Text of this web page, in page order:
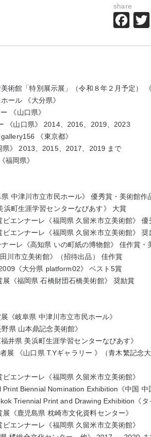
share
術館「特別展示展 」（令和８年２月予定）
ール
《大分県》
《山口県》
《山口県》 2014、 2016 2019
2023
gallery156
《東京都》
県》 2013 2015、 2017 2019 まで
《福岡県》
県 中津川市立市民ホール》
優秀賞・美術館作
浜町生涯学習センターなびあす》
大賞
ビエンナーレ 《福岡県 久留米市立美術館》
優
ビエンナーレ 《福岡県 久留米市立美術館》
奨
ーレ 《高知県 いの町紙の博物館》
佳作賞・
川市立美術館》（招待出品） 佳作賞
《大分県 platform02》 ベスト 5賞
展 《福岡県 石橋財団石橋美術館》 奨励賞
《岐阜県 中津川市立市民ホール》
野県 山本鼎記念美術館》
福井県 美浜町生涯学習センターなびあす》
展 《山口県 T.Yギャラリー 》（青木繁記念
ビエンナーレ 《福岡県 久留米市立美術館》
Biennial Nomination Exhibition 《中国 中
Triennial Print and Drawing Exhibition 《タ
展 《鹿児島県 枕崎市文化資料センター》
ビエンナーレ 《福岡県 久留米市立美術館》